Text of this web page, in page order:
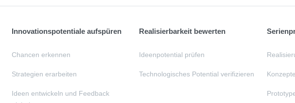
Innovationspotentiale aufspüren
Chancen erkennen
Strategien erarbeiten
Ideen entwickeln und Feedback
Realisierbarkeit bewerten
Ideenpotential prüfen
Technologisches Potential verifizieren